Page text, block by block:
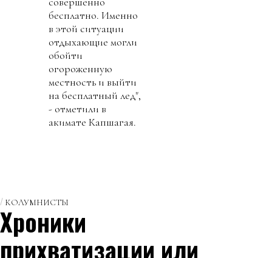
бесплатно. Именно
в этой ситуации
отдыхающие могли
обойти
огороженную
местность и выйти
на бесплатный лед",
- отметили в
акимате Капшагая.
КОЛУМНИСТЫ
Хроники
прихватизации или